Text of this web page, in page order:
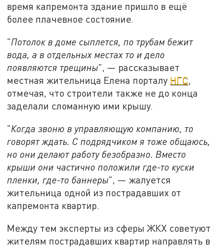
время капремонта здание пришло в ещё
более плачевное состояние.
"Потолок в доме сыплется, по трубам бежит
вода, а в отдельных местах то и дело
появляются трещины", — рассказывает
местная жительница Елена порталу НГС,
отмечая, что строители также не до конца
заделали сломанную ими крышу.
"Когда звоню в управляющую компанию, то
говорят ждать. С подрядчиком я тоже общаюсь,
но они делают работу безобразно. Вместо
крыши они частично положили где-то куски
пленки, где-то баннеры", — жалуется
жительница одной из пострадавших от
капремонта квартир.
Между тем эксперты из сферы ЖКХ советуют
жителям пострадавших квартир направлять в